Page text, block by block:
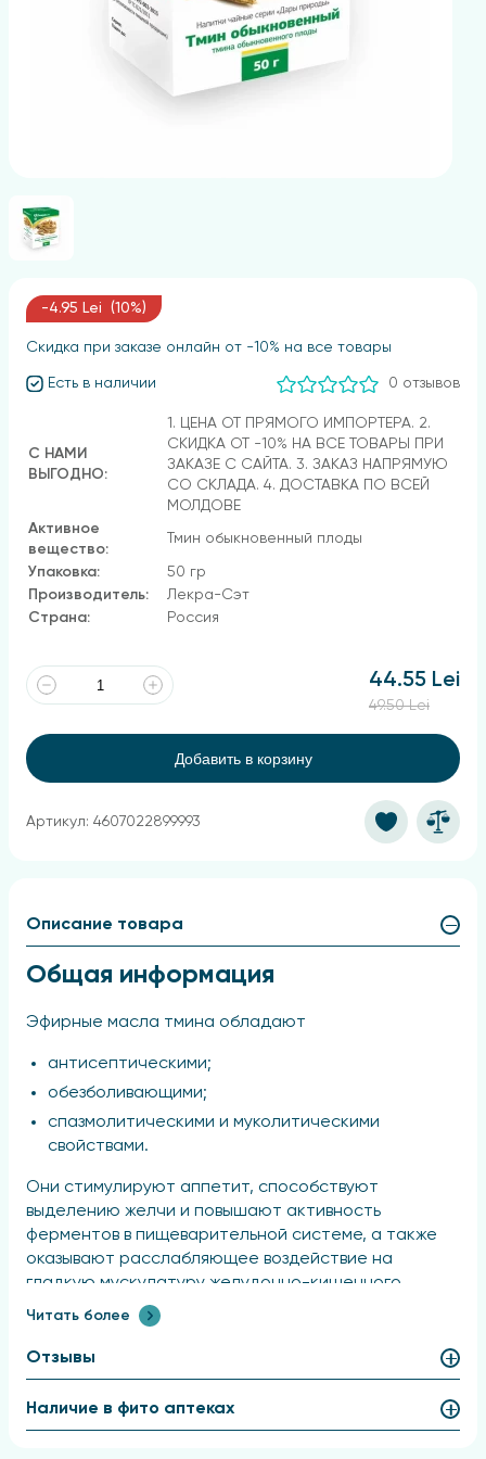
-4.95 Lei (10%)
Скидка при заказе онлайн от -10% на все товары
Есть в наличии 0 отзывов
С НАМИ
ВЫГОДНО:
1. ЦЕНА ОТ ПРЯМОГО ИМПОРТЕРА. 2.
СКИДКА ОТ -10% НА ВСЕ ТОВАРЫ ПРИ
ЗАКАЗЕ С САЙТА. 3. ЗАКАЗ НАПРЯМУЮ
СО СКЛАДА. 4. ДОСТАВКА ПО ВСЕЙ
МОЛДОВЕ
Активное
вещество:
Тмин обыкновенный плоды
Упаковка:
50 гр
Производитель:
Лекра-Сэт
Страна:
Россия
44.55 Lei
49.50 Lei
Добавить в корзину
Артикул: 4607022899993
Описание товара
Общая информация
Эфирные масла тмина обладают
антисептическими;
обезболивающими;
спазмолитическими и муколитическими
свойствами.
Они стимулируют аппетит, способствуют
выделению желчи и повышают активность
ферментов в пищеварительной системе, а также
оказывают расслабляющее воздействие на
гладкую мускулатуру желудочно-кишечного
тракта. Кроме того, эфирное масло тмина
обладает антигельминтными свойствами.
метеоризма, хронических воспалений желчного
Читать более
Отзывы
Наличие в фито аптеках